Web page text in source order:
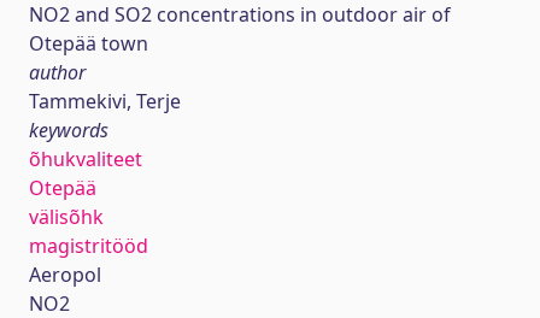
NO2 and SO2 concentrations in outdoor air of
Otepää town
author
Tammekivi, Terje
keywords
õhukvaliteet
Otepää
välisõhk
magistritööd
Aeropol
NO2